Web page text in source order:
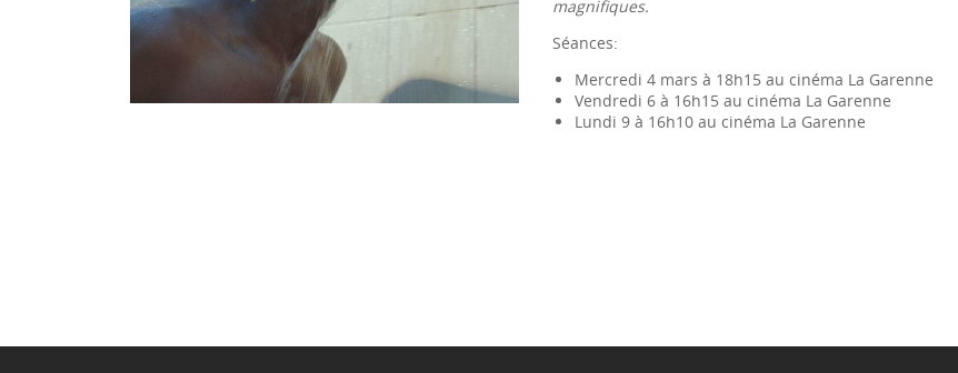
magnifiques.
Séances:
Mercredi 4 mars à 18h15 au cinéma La Garenne
Vendredi 6 à 16h15 au cinéma La Garenne
Lundi 9 à 16h10 au cinéma La Garenne